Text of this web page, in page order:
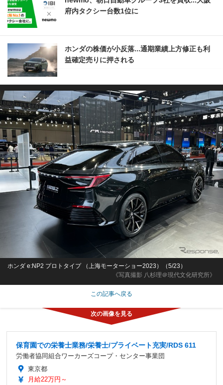
府内タクシー台数1位に
ホンダの株価が小反落...通期業績上方修正も利
益確定売りに押される
《写真撮影 八杉理＠現代文化研究所》
ホンダ e:NP2 プロトタイプ （上海モーターショー2023）（5/23）
この記事へ戻る
保育園での栄養士業務/栄養士/プライベート充実/RDS 611
労働者協同組合ワーカーズコープ・センター事業団
東京都
月給22万円～